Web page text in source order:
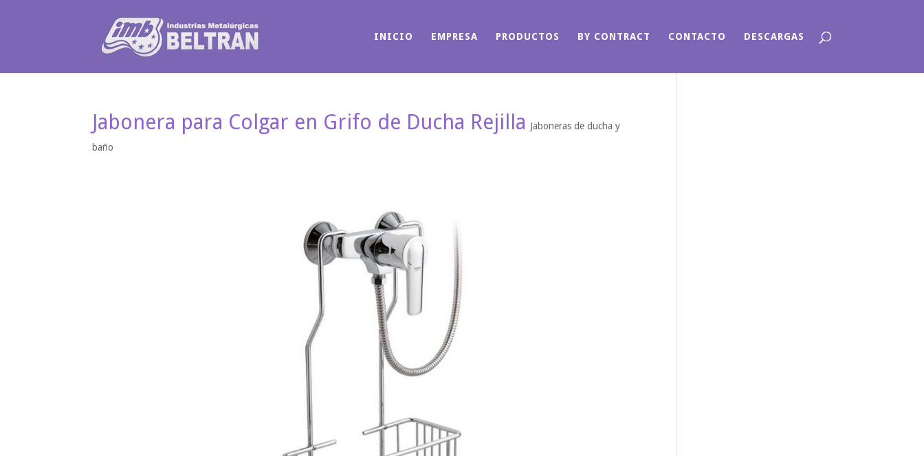
INICIO EMPRESA PRODUCTOS BY CONTRACT CONTACTO DESCARGAS
Jabonera para Colgar en Grifo de Ducha Rejilla Jaboneras de ducha y
baño